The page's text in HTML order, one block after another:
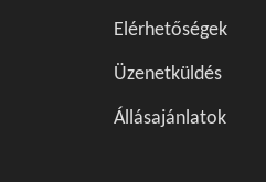
Elérhetőségek
Üzenetküldés
Állásajánlatok